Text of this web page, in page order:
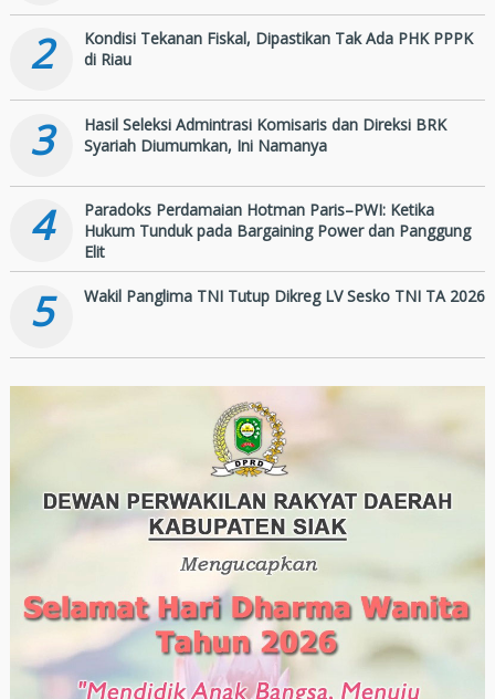
2
Kondisi Tekanan Fiskal, Dipastikan Tak Ada PHK PPPK
di Riau
3
Hasil Seleksi Admintrasi Komisaris dan Direksi BRK
Syariah Diumumkan, Ini Namanya
4
Paradoks Perdamaian Hotman Paris–PWI: Ketika
Hukum Tunduk pada Bargaining Power dan Panggung
Elit
5 Wakil Panglima TNI Tutup Dikreg LV Sesko TNI TA 2026